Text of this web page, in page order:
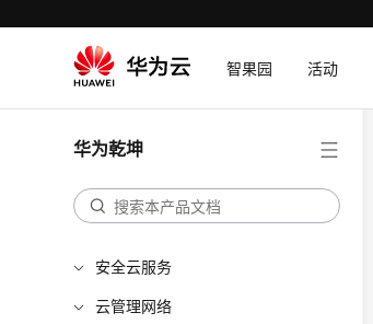
智果园 活动
华为乾坤
安全云服务
云管理网络